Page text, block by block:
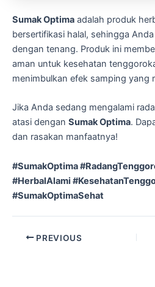
Sumak Optima adalah produk
bersertifikasi halal, sehingga
dengan tenang. Produk ini
aman untuk kesehatan
menimbulkan efek samping yang
Jika Anda sedang mengalami
atasi dengan Sumak Optima.
dan rasakan manfaatnya!
#SumakOptima
#HerbalAlami
#SumakOptimaSehat
PREVIOUS